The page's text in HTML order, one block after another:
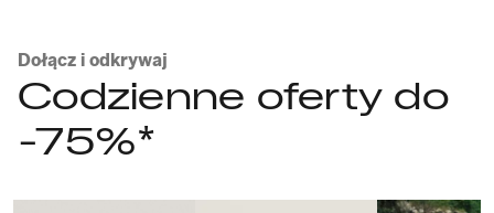
Dołącz i odkrywaj
Codzienne oferty do
-75%*